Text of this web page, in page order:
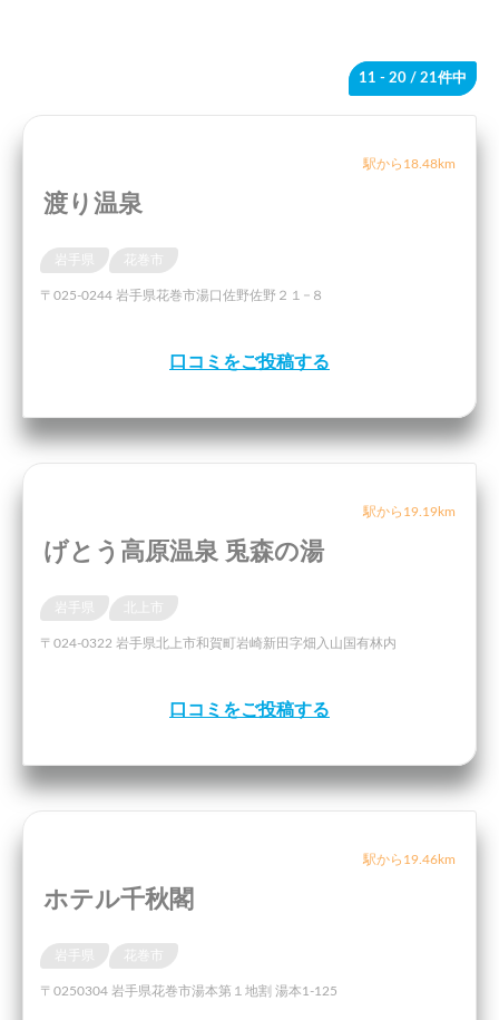
11 - 20 / 21件中
駅から18.48km
渡り温泉
岩手県
〒025-0244 岩手県花巻市湯口佐野佐野２１−８
口コミをご投稿する
駅から19.19km
げとう高原温泉 兎森の湯
岩手県
〒024-0322 岩手県北上市和賀町岩崎新田字畑入山国有林内
口コミをご投稿する
駅から19.46km
ホテル千秋閣
岩手県
〒0250304 岩手県花巻市湯本第１地割 湯本1-125